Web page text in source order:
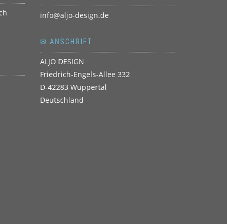
info@aljo-design.de
✉ ANSCHRIFT
ALJO DESIGN
Friedrich-Engels-Allee 332
D-42283 Wuppertal
Deutschland